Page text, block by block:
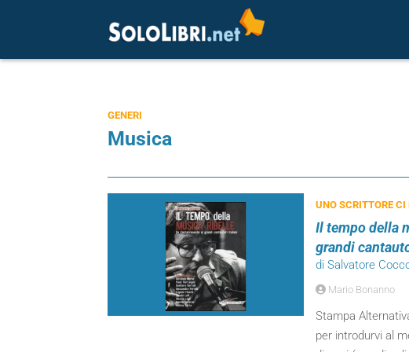
GENERI
Musica
UNO SCRITTORE
Il tempo della
grandi
di Salvatore
Mario Bonanno
Stampa
per introdurvi al